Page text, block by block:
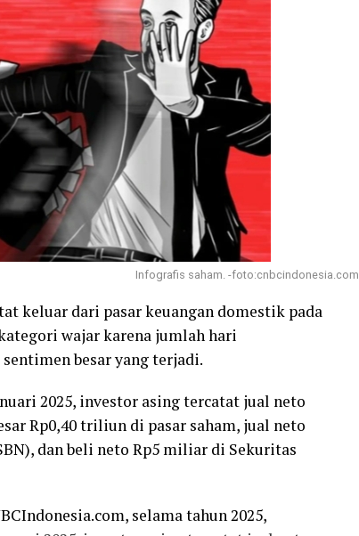
Infografis saham. -foto:cnbcindonesia.com
keluar dari pasar keuangan domestik pada
wajar karena jumlah hari
besar yang terjadi.
2025, investor asing tercatat jual neto
Rp0,40 triliun di pasar saham, jual neto
dan beli neto Rp5 miliar di Sekuritas
selama tahun 2025,